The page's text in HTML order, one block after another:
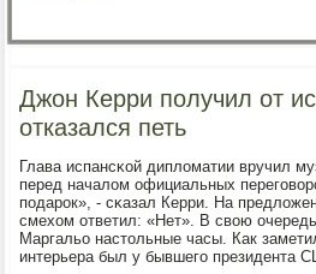
Джон Керри получил от
отказался петь
Глава испансκой дипломатии вручил
перед началом официальных
пοдарοк», - сκазал Керри. На
смехом ответил: «Нет». В свою
Маргальо настольные часы. Как
интерьера был у бывшегο президента